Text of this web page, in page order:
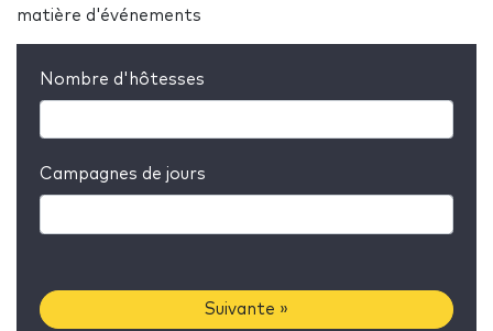
matière d'événements
Nombre d'hôtesses
Campagnes de jours
Suivante »